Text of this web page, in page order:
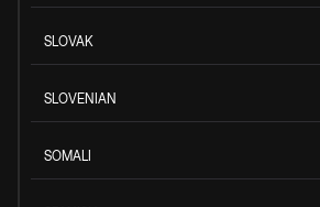
SLOVAK
SLOVENIAN
SOMALI